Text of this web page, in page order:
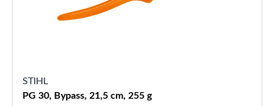
STIHL
PG 30, Bypass, 21,5 cm, 255 g